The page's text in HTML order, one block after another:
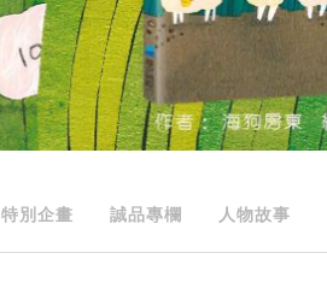
特別企畫 誠品專欄 人物故事